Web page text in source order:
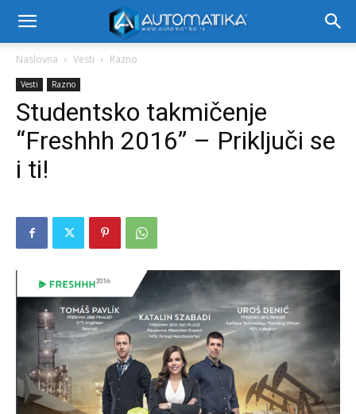
Naslovna Vesti Razno
Vesti Razno
Studentsko takmičenje
“Freshhh 2016” – Priključi se
i ti!